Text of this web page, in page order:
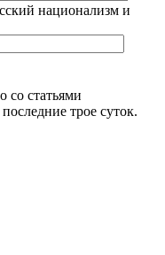
национализм и
со статьями
трое суток.